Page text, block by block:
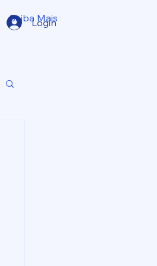
Saiba Mais
Login